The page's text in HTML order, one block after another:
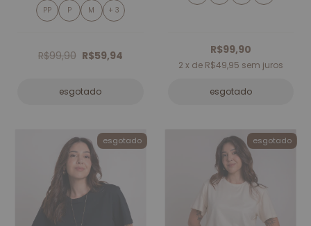
PP P M + 3
R$99,90 R$59,94
esgotado
R$99,90
2 x de R$49,95 sem juros
esgotado
esgotado esgotado